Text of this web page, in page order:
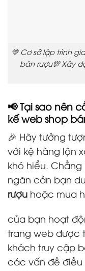
💛 Cơ sở lập trình
bán rượu💯 Xây
📢 Tại sao nên
kế web shop
🎉 Hãy tưởng
với kệ hàng lộn
khó hiểu.
ngăn cản bạn
rượu hoặc mua
của bạn hoạt
trang web được
khách truy cập
các vấn đề điều